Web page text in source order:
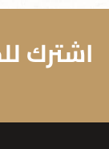
اشترك